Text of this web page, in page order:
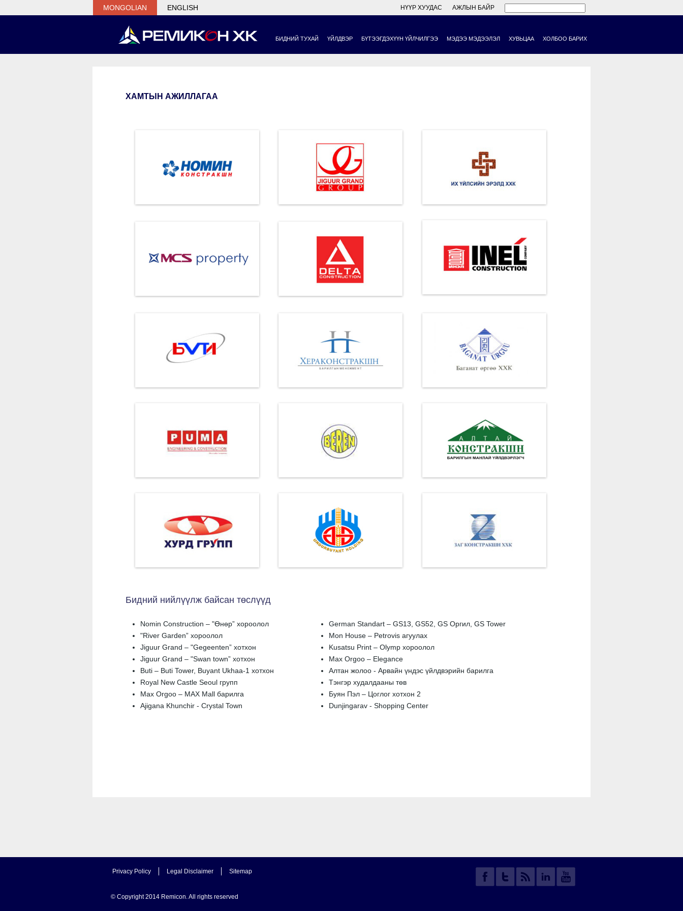
MONGOLIAN ENGLISH НҮҮР ХУУДАС АЖЛЫН БАЙР
БИДНИЙ ТУХАЙ ҮЙЛДВЭР БҮТЭЭГДЭХҮҮН ҮЙЛЧИЛГЭЭ МЭДЭЭ МЭДЭЭЛЭЛ ХУВЬЦАА ХОЛБОО БАРИХ
ХАМТЫН АЖИЛЛАГАА
Бидний нийлүүлж байсан төслүүд
Nomin Construction – "Өнөр” хороолол
"River Garden” хороолол
Jiguur Grand – "Gegeenten” хотхон
Jiguur Grand – "Swan town” хотхон
Buti – Buti Tower, Buyant Ukhaa-1 хотхон
Royal New Castle Seoul групп
Max Orgoo – MAX Mall барилга
Ajigana Khunchir - Crystal Town
German Standart – GS13, GS52, GS Оргил, GS Tower
Mon House – Petrovis агуулах
Kusatsu Print – Olymp хороолол
Мax Orgoo – Elegance
Алтан жолоо - Арвайн үндэс үйлдвэрийн барилга
Тэнгэр худалдааны төв
Буян Пэл – Цоглог хотхон 2
Dunjingarav - Shopping Center
Privacy Policy Legal Disclaimer Sitemap
© Copyright 2014 Remicon. All rights reserved